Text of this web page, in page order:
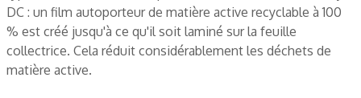
DC : un film autoporteur de matière active recyclable à 100
% est créé jusqu'à ce qu'il soit laminé sur la feuille
collectrice. Cela réduit considérablement les déchets de
matière active.